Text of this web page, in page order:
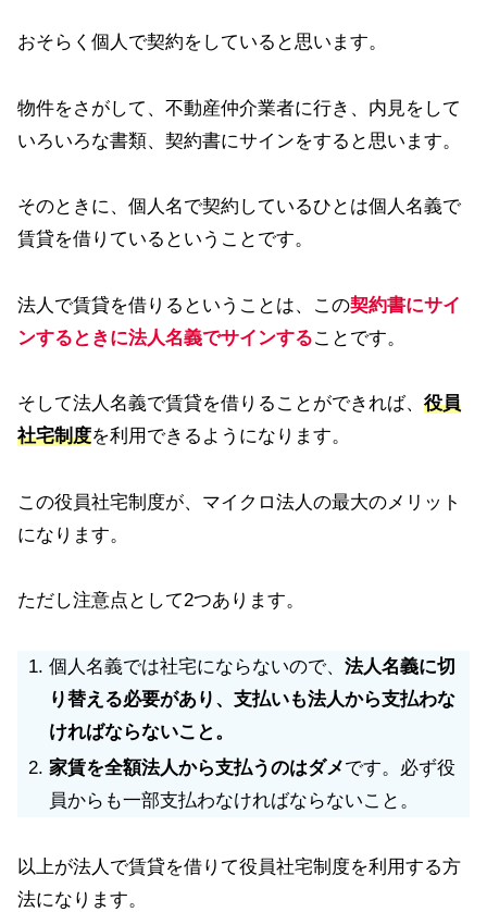
おそらく個人で契約をしていると思います。
物件をさがして、不動産仲介業者に行き、内見をして
いろいろな書類、契約書にサインをすると思います。
そのときに、個人名で契約しているひとは個人名義で
賃貸を借りているということです。
法人で賃貸を借りるということは、この契約書にサイ
ンするときに法人名義でサインすることです。
そして法人名義で賃貸を借りることができれば、 役員
社宅制度を利用できるようになります。
この役員社宅制度が、マイクロ法人の最大のメリット
になります。
ただし注意点として2つあります。
個人名義では社宅にならないので、法人名義に切
り替える必要があり、支払いも法人から支払わな
ければならないこと。
家賃を全額法人から支払うのはダメです。必ず役
員からも一部支払わなければならないこと。
以上が法人で賃貸を借りて役員社宅制度を利用する方
法になります。